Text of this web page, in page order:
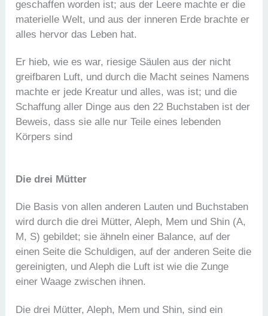
geschaffen worden ist; aus der Leere machte er die
materielle Welt, und aus der inneren Erde brachte er
alles hervor das Leben hat.
Er hieb, wie es war, riesige Säulen aus der nicht
greifbaren Luft, und durch die Macht seines Namens
machte er jede Kreatur und alles, was ist; und die
Schaffung aller Dinge aus den 22 Buchstaben ist der
Beweis, dass sie alle nur Teile eines lebenden
Körpers sind
Die drei Mütter
Die Basis von allen anderen Lauten und Buchstaben
wird durch die drei Mütter, Aleph, Mem und Shin (A,
M, S) gebildet; sie ähneln einer Balance, auf der
einen Seite die Schuldigen, auf der anderen Seite die
gereinigten, und Aleph die Luft ist wie die Zunge
einer Waage zwischen ihnen.
Die drei Mütter, Aleph, Mem und Shin, sind ein